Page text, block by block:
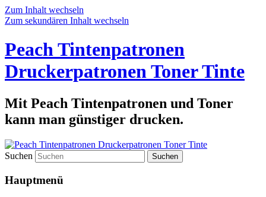
Zum Inhalt wechseln
Zum sekundären Inhalt wechseln
Peach Tintenpatronen
Druckerpatronen Toner Tinte
Mit Peach Tintenpatronen und Toner
kann man günstiger drucken.
Suchen
Hauptmenü